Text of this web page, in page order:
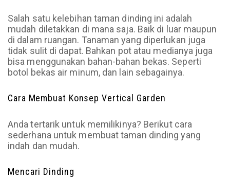
Salah satu kelebihan taman dinding ini adalah
mudah diletakkan di mana saja. Baik di luar maupun
di dalam ruangan. Tanaman yang diperlukan juga
tidak sulit di dapat. Bahkan pot atau medianya juga
bisa menggunakan bahan-bahan bekas. Seperti
botol bekas air minum, dan lain sebagainya.
Cara Membuat Konsep Vertical Garden
Anda tertarik untuk memilikinya? Berikut cara
sederhana untuk membuat taman dinding yang
indah dan mudah.
Mencari Dinding